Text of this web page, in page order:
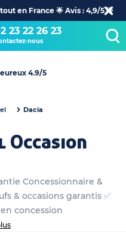
en France 🌟 Avis : 4,9/5 🌟
23 22 26 23
nous
4.9/5
Dacia
Occasion
Concessionnaire &
& occasions garantis ✅
concession